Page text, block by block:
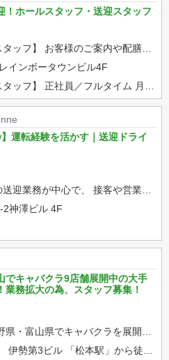
！ホールスタッフ・送迎スタッフ
インボータウンビル4F
】運転経験を活かす｜送迎ドライ
2神澤ビル 4F
でキャバクラ9店舗展開中の大手
業務拡大の為、スタッフ募集！
伊勢第3ビル
「松本駅」から徒歩5分